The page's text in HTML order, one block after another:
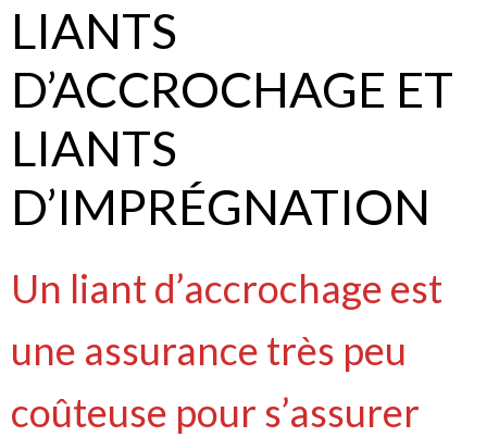
LIANTS
D’ACCROCHAGE ET
LIANTS
D’IMPRÉGNATION
Un liant d’accrochage est
une assurance très peu
coûteuse pour s’assurer